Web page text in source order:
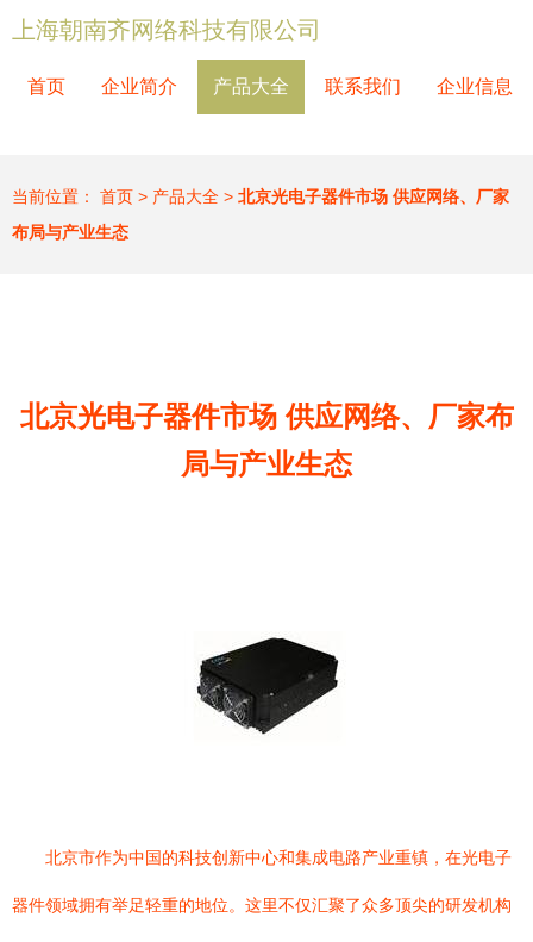
上海朝南齐网络科技有限公司
首页 企业简介 产品大全 联系我们 企业信息
当前位置： 首页 > 产品大全 > 北京光电子器件市场 供应网络、厂家
布局与产业生态
北京光电子器件市场 供应网络、厂家布
局与产业生态
北京市作为中国的科技创新中心和集成电路产业重镇，在光电子
器件领域拥有举足轻重的地位。这里不仅汇聚了众多顶尖的研发机构